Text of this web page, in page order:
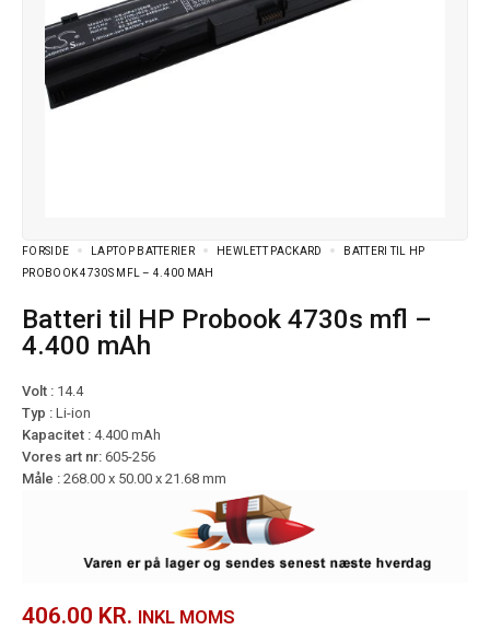
FORSIDE LAPTOP BATTERIER HEWLETT PACKARD
BATTERI TIL HP
PROBOOK 4730S MFL – 4.400 MAH
Batteri til HP Probook 4730s mfl –
4.400 mAh
Volt : 14.4
Typ : Li-ion
Kapacitet : 4.400 mAh
Vores art nr: 605-256
Måle : 268.00 x 50.00 x 21.68 mm
406.00 KR. INKL MOMS